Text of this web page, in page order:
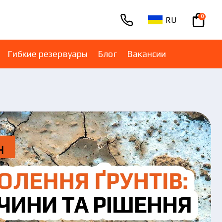
+380670001005
RU 0
Гибкие резервуары Блог Вакансии